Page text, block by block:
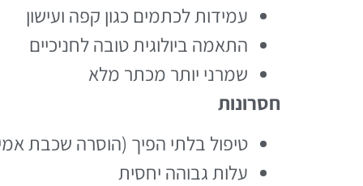
עמידות לכתמים כגון קפה ועישון
התאמה ביולוגית טובה לחניכיים
שמרני יותר מכתר מלא
חסרונות
טיפול בלתי הפיך (הוסרה שכבת
עלות גבוהה יחסית